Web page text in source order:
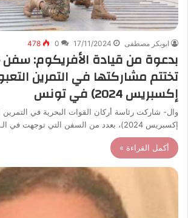
ابوبكر مصطفى 17/11/2024
0
478
بدعوة من قيادة الأفريكوم: سفن
تختتم مشاركتها في التمرين
إكسبريس 2024) في تونس
وال- شاركت رئاسة أركان القوات البحرية في التمرين
إكسبريس 2024)، بعدد من السفن التي توجهت في الـ3 من…
أكمل القراءة »